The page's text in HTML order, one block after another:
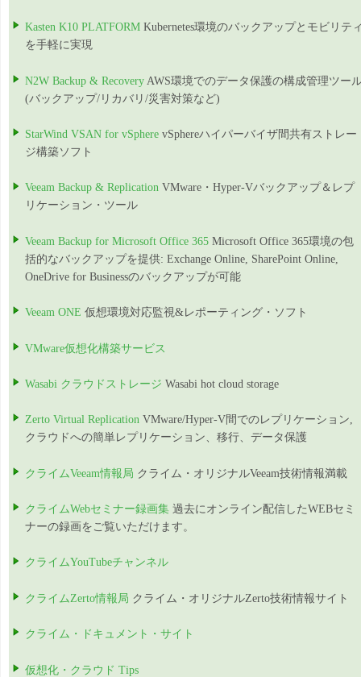
Kasten K10 PLATFORM Kubernetes環境のバックアップとモビリテ
を手軽に実現
N2W Backup & Recovery AWS環境でのデータ保護の構成管理ツー
(バックアップ/リカバリ/災害対策など)
StarWind VSAN for vSphere vSphereハイパーバイザ間共有ストレー
ジ構築ソフト
Veeam Backup & Replication VMware・Hyper-Vバックアップ＆レプ
リケーション・ツール
Veeam Backup for Microsoft Office 365 Microsoft Office 365環境の包
括的なバックアップを提供: Exchange Online, SharePoint Online,
OneDrive for Businessのバックアップが可能
Veeam ONE 仮想環境対応監視&レポーティング・ソフト
VMware仮想化構築サービス
Wasabi クラウドストレージ Wasabi hot cloud storage
Zerto Virtual Replication VMware/Hyper-V間でのレプリケーション,
クラウドへの簡単レプリケーション、移行、データ保護
クライムVeeam情報局 クライム・オリジナルVeeam技術情報満載
クライムWebセミナー録画集 過去にオンライン配信したWEBセミ
ナーの録画をご覧いただけます。
クライムYouTubeチャンネル
クライムZerto情報局 クライム・オリジナルZerto技術情報サイト
クライム・ドキュメント・サイト
仮想化・クラウド Tips